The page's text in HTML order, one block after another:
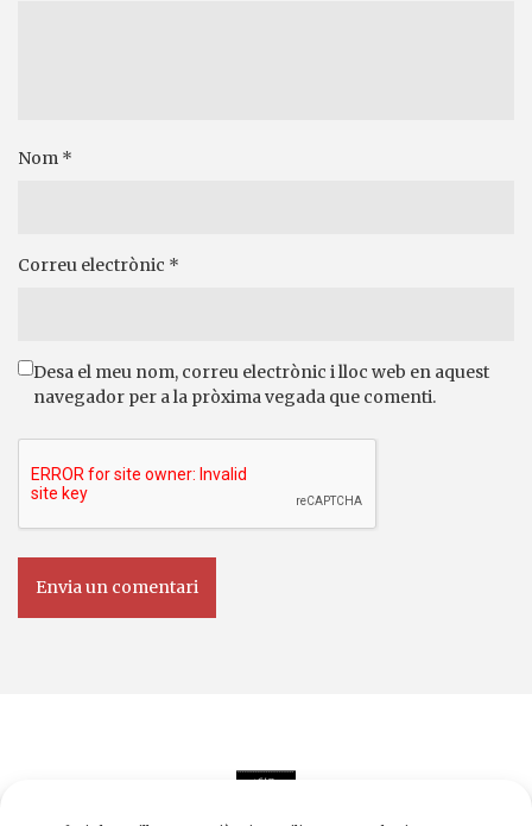
Nom *
Correu electrònic *
Desa el meu nom, correu electrònic i lloc web en aquest
navegador per a la pròxima vegada que comenti.